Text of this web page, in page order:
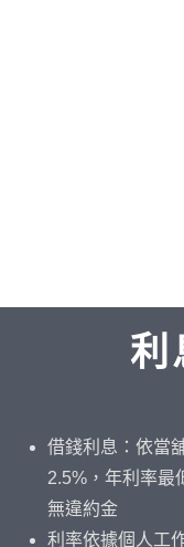
利
借錢利息：依當
2.5%，年利率最
無違約金
利率依據個人工